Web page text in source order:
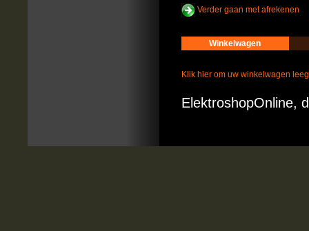
Verder gaan met afrekenen
Winkelwagen
Klik hier om uw winkelwagen
ElektroshopOnline,